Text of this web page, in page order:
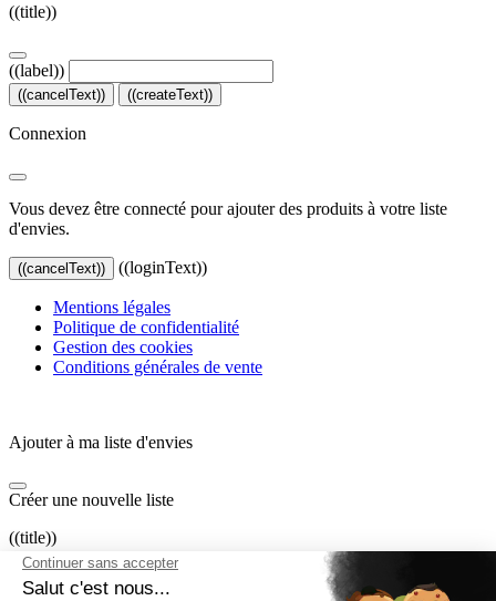
((title))
((label))
((cancelText)) ((createText))
Connexion
Vous devez être connecté pour ajouter des produits à votre liste
d'envies.
((cancelText)) ((loginText))
Mentions légales
Politique de confidentialité
Gestion des cookies
Conditions générales de vente
Ajouter à ma liste d'envies
Créer une nouvelle liste
((title))
((label))